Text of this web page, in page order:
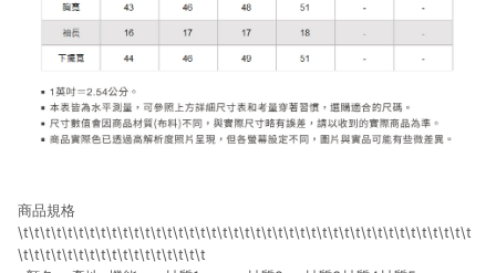
商品規格
\t\t\t\t\t\t\t\t\t\t\t\t\t\t\t\t\t\t\t\t\t\t\t\t\t\t\t\t\t\t\t\t\t\t\t\t\t\t\t\t\t
\t\t\t\t\t\t\t\t\t\t\t\t\t\t\t\t\t